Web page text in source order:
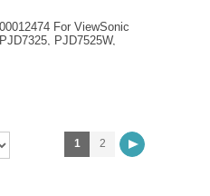
For ViewSonic
PJD7525W,
1 2